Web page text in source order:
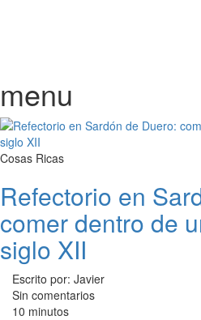
menu
Cosas Ricas
Refectorio en
comer dentro de
siglo XII
Escrito por: Javier
Sin comentarios
10 minutos